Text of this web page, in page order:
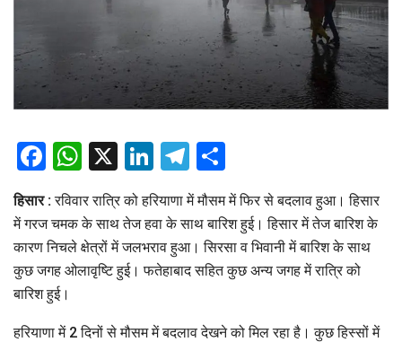
Facebook
WhatsApp
X LinkedIn
Telegram
हिसार :रविवार रात्रि को हरियाणा में मौसम में फिर से बदलाव हुआ। हिसार
में गरज चमक के साथ तेज हवा के साथ बारिश हुई। हिसार में तेज बारिश के
कारण निचले क्षेत्रों में जलभराव हुआ। सिरसा व भिवानी में बारिश के साथ
कुछ जगह ओलावृष्टि हुई। फतेहाबाद सहित कुछ अन्य जगह में रात्रि को
बारिश हुई।
हरियाणा में 2 दिनों से मौसम में बदलाव देखने को मिल रहा है। कुछ हिस्सों में